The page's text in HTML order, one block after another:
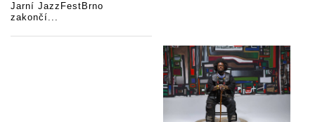
Jarní JazzFestBrno
zakončí...